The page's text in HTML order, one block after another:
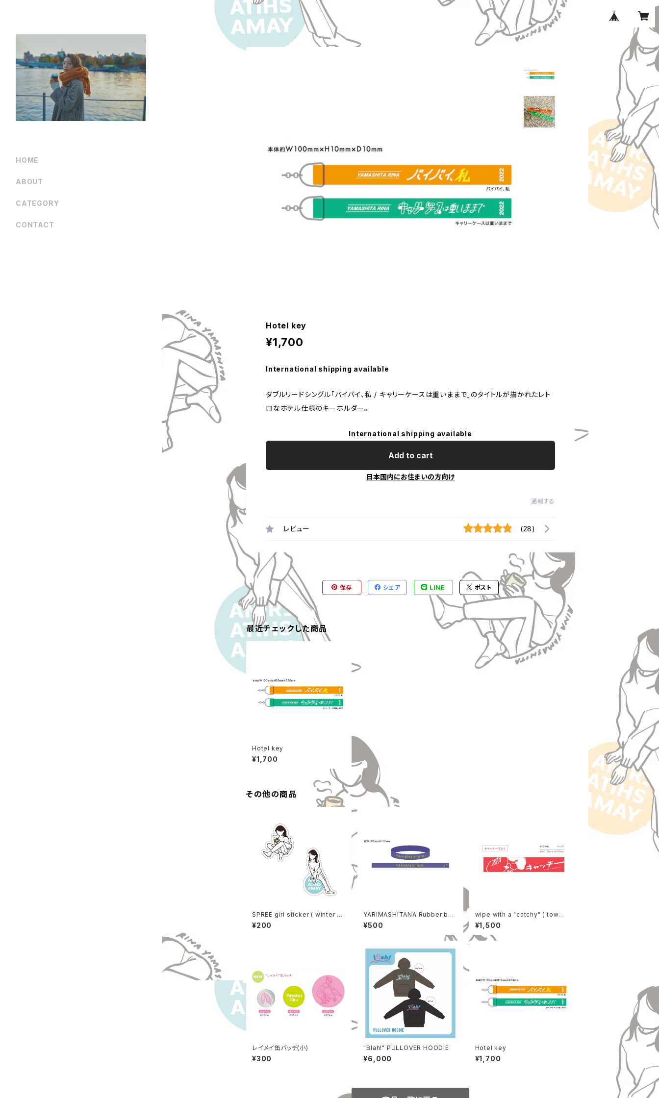
Hotel key
¥1,700
International shipping available
ダブルリードシングル「バイバイ、私 / キャリーケースは重いままで」のタイトルが描かれたレト
ロなホテル仕様のキーホルダー。
International shipping available
Add to cart
日本国内にお住まいの方向け
通報する
レビュー (28)
保存 シェア LINE ポスト
最近チェックした商品
Hotel key
¥1,700
その他の商品
SPREE girl sticker ( winter ve
r.)
¥200
YARIMASHITANA Rubber ban
d
¥500
wipe with a "catchy" ( towel
)¥1,500
レイメイ缶バッチ(小)
¥300
"Blah!" PULLOVER HOODIE
¥6,000
Hotel key
¥1,700
HOME
ABOUT
CATEGORY
CONTACT